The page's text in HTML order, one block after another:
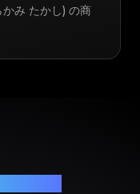
み たかし) の商